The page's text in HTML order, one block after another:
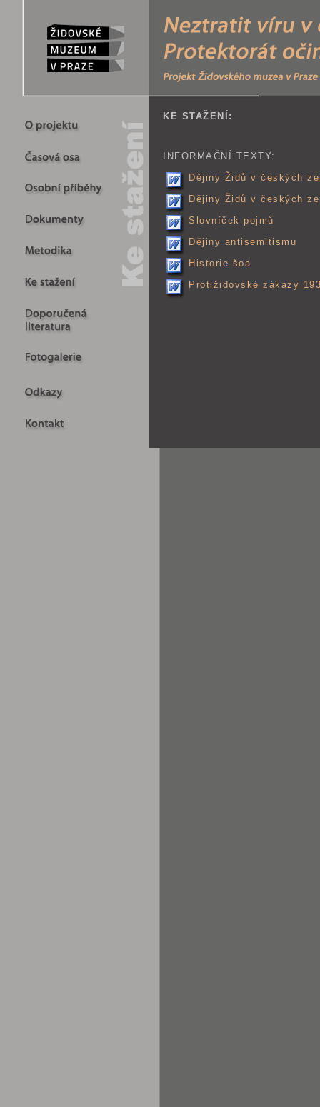
KE STAŽENÍ:
INFORMAČNÍ TEXTY:
Dějiny Židů v českých
Dějiny Židů v českých
Slovníček pojmů
Dějiny antisemitismu
Historie šoa
Protižidovské zákazy